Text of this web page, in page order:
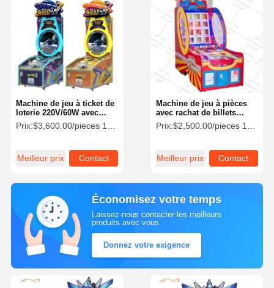
Machine de jeu à ticket de
loterie 220V/60W avec
OEM disponible 300kg
Prix:$3,600.00/pieces 1-19 pieces
Meilleur prix Contact
Machine de jeu à pièces
avec rachat de billets
220V, jeu Ball Monster
Prix:$2,500.00/pieces 1-4 pieces
Meilleur prix Contact
Économisez votre temps
Laissez-nous contacter les meilleurs
produits avec vous.
Donnez votre exigence